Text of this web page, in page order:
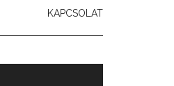
KAPCSOLAT